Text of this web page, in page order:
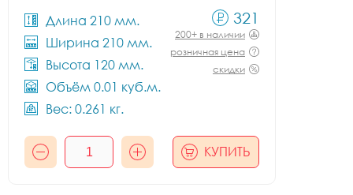
Длина 210 мм.
Ширина 210 мм.
Высота 120 мм.
Объём 0.01 куб.м.
Вес: 0.261 кг.
321
200+ в наличии
розничная цена
скидки
КУПИТЬ